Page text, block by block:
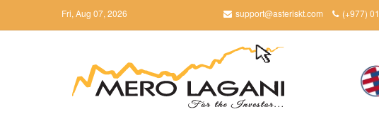
Fri, Aug 07, 2026 support@asteriskt.com (+977)